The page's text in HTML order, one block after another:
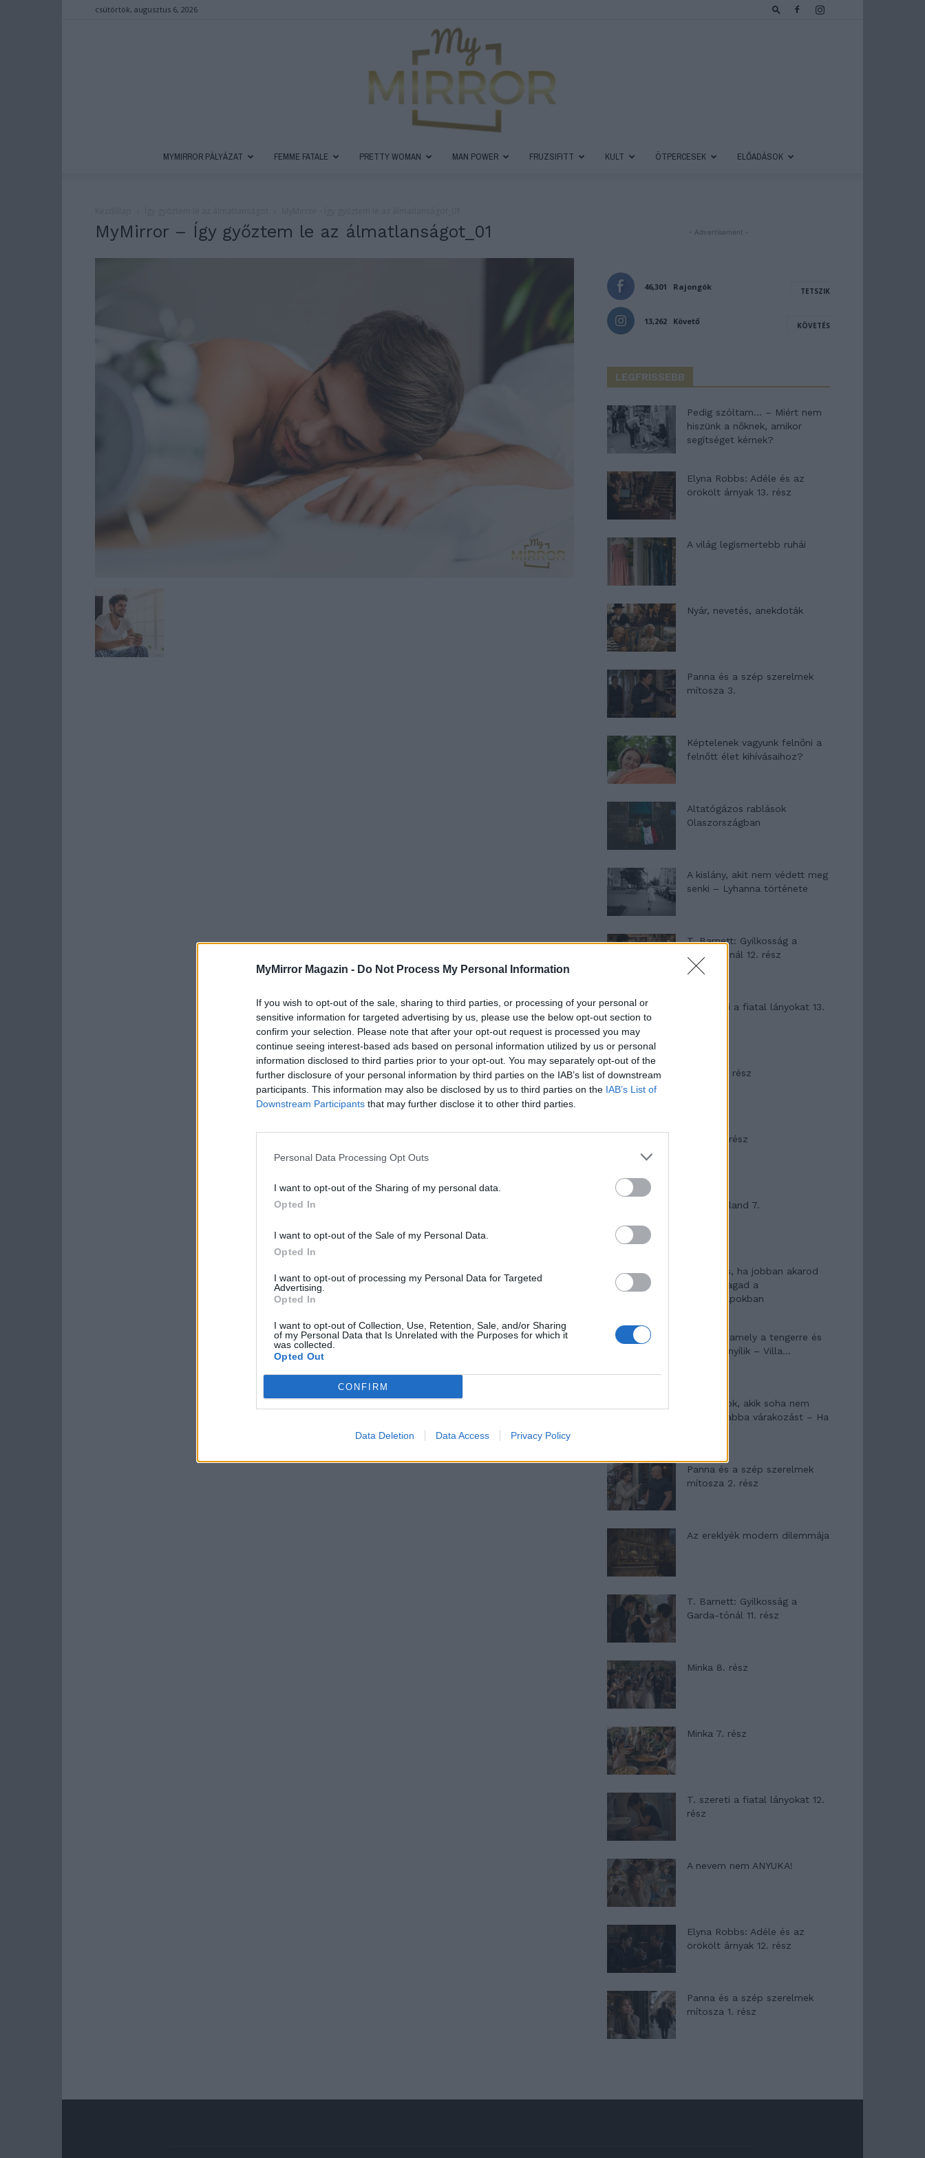
MyMirror Magazin - Do Not Process My Personal Information
If you wish to opt-out of the sale, sharing to third parties, or processing of your personal or
sensitive information for targeted advertising by us, please use the below opt-out section to
confirm your selection. Please note that after your opt-out request is processed you may
continue seeing interest-based ads based on personal information utilized by us or personal
information disclosed to third parties prior to your opt-out. You may separately opt-out of the
further disclosure of your personal information by third parties on the IAB’s list of downstream
participants. This information may also be disclosed by us to third parties on the IAB’s List of
Downstream Participants that may further disclose it to other third parties.
Personal Data Processing Opt Outs
I want to opt-out of the Sharing of my personal data.
Opted In
I want to opt-out of the Sale of my Personal Data.
Opted In
I want to opt-out of processing my Personal Data for Targeted
Advertising.
Opted In
I want to opt-out of Collection, Use, Retention, Sale, and/or Sharing
of my Personal Data that Is Unrelated with the Purposes for which it
was collected.
Opted Out
CONFIRM
Data Deletion Data Access Privacy Policy
csütörtök, augusztus 6, 2026
MYMIRROR PÁLYÁZAT FEMME FATALE PRETTY WOMAN MAN POWER FRUZSIFITT KULT ÖTPERCESEK ELŐADÁSOK
MyMirror – Így győztem le az álmatlanságot_01 - Advertisement -
46,301 Rajongók TETSZIK
13,262 Követő KÖVETÉS
LEGFRISSEBB
Pedig szóltam… – Miért nem
hiszünk a nőknek, amikor
segítséget kérnek?
Elyna Robbs: Adéle és az
örökölt árnyak 13. rész
A világ legismertebb ruhái
Nyár, nevetés, anekdoták
Panna és a szép szerelmek
mítosza 3.
Képtelenek vagyunk felnőni a
felnőtt élet kihívásaihoz?
Altatógázos rablások
Olaszországban
A kislány, akit nem védett meg
senki – Lyhanna története
T. Barnett: Gyilkosság a
Garda-tónál 12. rész
T. szereti a fiatal lányokat 13.
Minka 10. rész
Minka 9. rész
Máltai kaland 7.
10 tanács, ha jobban akarod
érezni magad a
hétköznapokban
Egy ház, amely a tengerre és
a fényre nyílik – Villa...
A családok, akik soha nem
hagyták abba várakozást – Ha
Panna és a szép szerelmek
mítosza 2. rész
Az ereklyék modern dilemmája
T. Barnett: Gyilkosság a
Garda-tónál 11. rész
Minka 8. rész
Minka 7. rész
T. szereti a fiatal lányokat 12.
rész
A nevem nem ANYUKA!
Elyna Robbs: Adéle és az
örökölt árnyak 12. rész
Panna és a szép szerelmek
mítosza 1. rész